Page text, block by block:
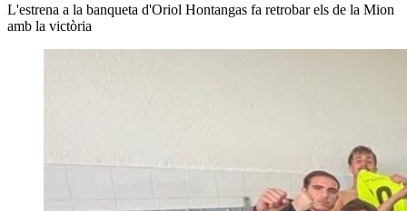
L'estrena a la banqueta d'Oriol Hontangas fa retrobar els de la Mion
amb la victòria